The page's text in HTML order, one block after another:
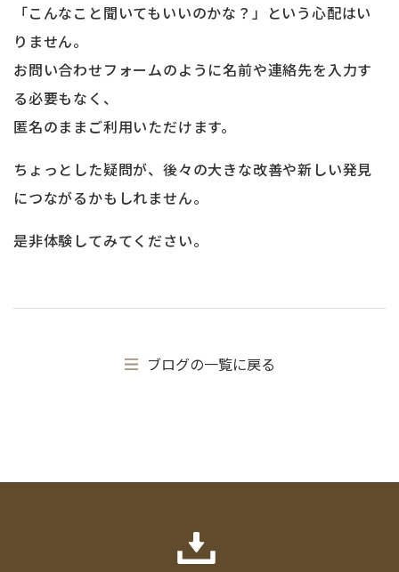
「こんなこと聞いてもいいのかな？」という心配はい
りません。
お問い合わせフォームのように名前や連絡先を入力す
る必要もなく、
匿名のままご利用いただけます。
ちょっとした疑問が、後々の大きな改善や新しい発見
につながるかもしれません。
是非体験してみてください。
ブログの一覧に戻る